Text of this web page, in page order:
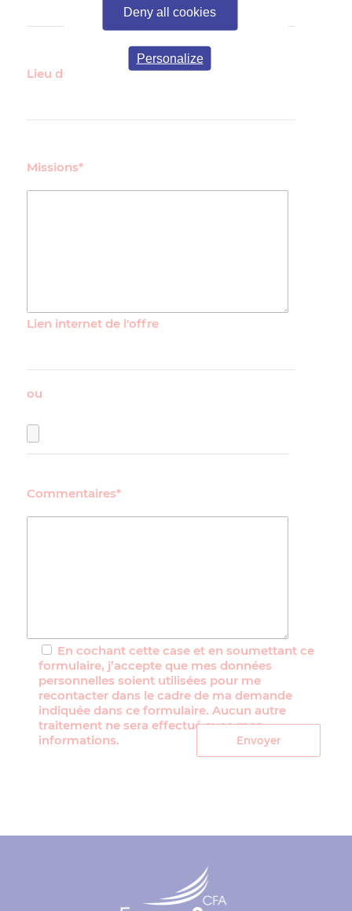
Lieu du poste
Missions*
Lien internet de l'offre
ou
Commentaires*
En cochant cette case et en soumettant ce
formulaire, j’accepte que mes données
personnelles soient utilisées pour me
recontacter dans le cadre de ma demande
indiquée dans ce formulaire. Aucun autre
traitement ne sera effectué avec mes
informations.
Deny all cookies
Personalize